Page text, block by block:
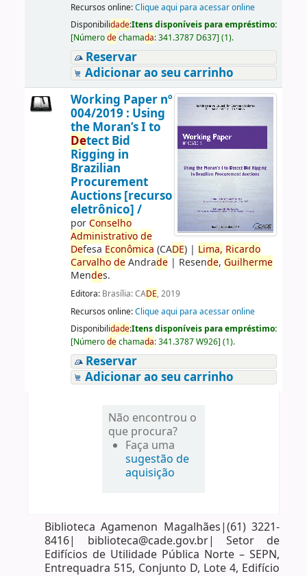
Recursos online:Clique aqui para acessar online
Disponibilidade:Itens disponíveis para empréstimo:
[Númerodechamada:341.3787 D637] (1).
Reservar
Adicionar ao seu carrinho
Working Paper nº
004/2019 : Using
the Moran’s I to
Detect Bid
Rigging in
Brazilian
Procurement
Auctions [recurso
eletrônico] /
porConselho
Administrativo de
Defesa Econômica (CADE)| Lima, Ricardo
Carvalho deAndrade| Resende, Guilherme
Mendes.
Editora: Brasília: CADE, 2019
Recursos online:Clique aqui para acessar online
Disponibilidade:Itens disponíveis para empréstimo:
[Númerodechamada:341.3787 W926] (1).
Reservar
Adicionar ao seu carrinho
Não encontrou o
que procura?
Faça uma
sugestão de
aquisição
Biblioteca Agamenon Magalhães|(61) 3221-
8416| biblioteca@cade.gov.br| Setor de
Edifícios de Utilidade Pública Norte – SEPN,
Entrequadra 515, Conjunto D, Lote 4, Edifício